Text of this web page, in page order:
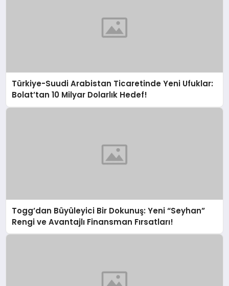
Türkiye-Suudi Arabistan Ticaretinde Yeni Ufuklar:
Bolat’tan 10 Milyar Dolarlık Hedef!
Togg’dan Büyüleyici Bir Dokunuş: Yeni “Seyhan”
Rengi ve Avantajlı Finansman Fırsatları!